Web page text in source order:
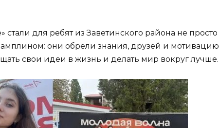
для ребят из Заветинского района не просто
они обрели знания, друзей и мотивацию
свои идеи в жизнь и делать мир вокруг лучше.